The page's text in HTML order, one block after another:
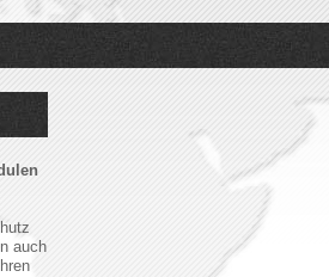
auch